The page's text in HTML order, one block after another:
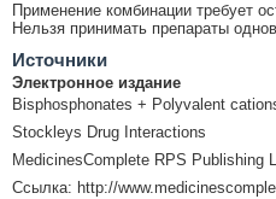
Применение комбинации требует
Нельзя принимать препараты
Источники
Электронное издание
Bisphosphonates + Polyvalent
Stockleys Drug Interactions
MedicinesComplete RPS Publishing
Ссылка: http://